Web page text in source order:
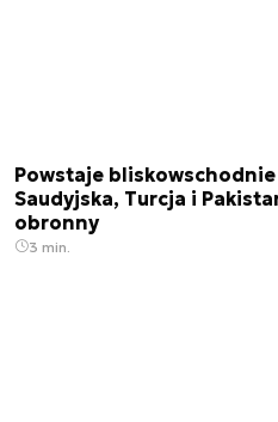
Powstaje bliskowschodnie
Saudyjska, Turcja i
obronny
3 min.